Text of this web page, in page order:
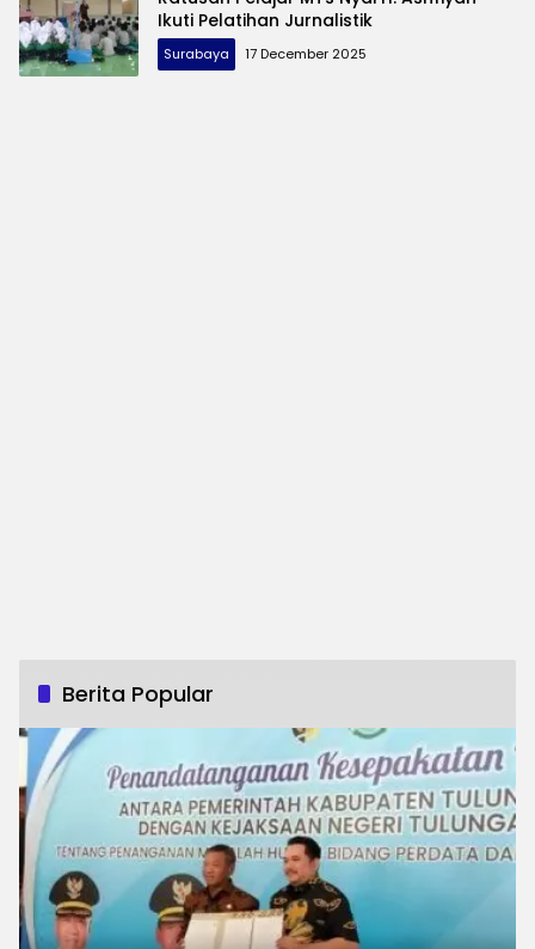
Ikuti Pelatihan Jurnalistik
Surabaya 17 December 2025
Berita Popular